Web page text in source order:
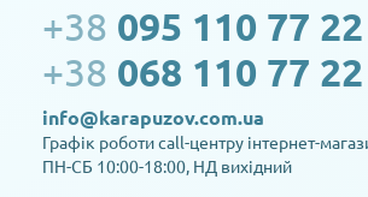
+38 095 110 77 22
+38 068 110 77 22
info@karapuzov.com.ua
Графік роботи call-центру інтернет-
ПН-СБ 10:00-18:00, НД вихідний